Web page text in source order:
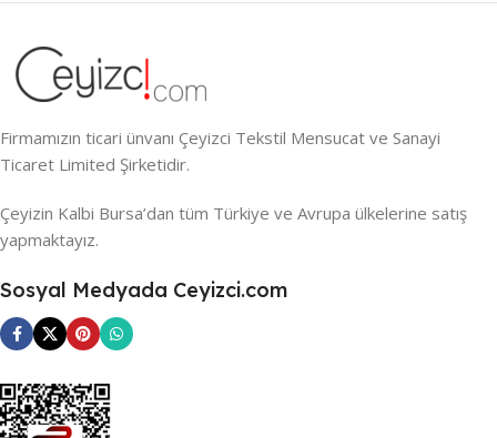
Firmamızın ticari ünvanı Çeyizci Tekstil Mensucat ve Sanayi
Ticaret Limited Şirketidir.
Çeyizin Kalbi Bursa’dan tüm Türkiye ve Avrupa ülkelerine satış
yapmaktayız.
Sosyal Medyada Ceyizci.com